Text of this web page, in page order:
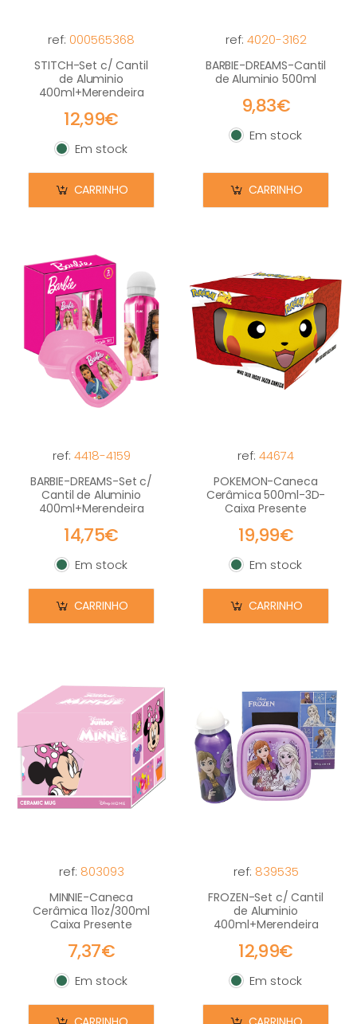
ref: 000565368
STITCH-Set c/ Cantil
de Aluminio
400ml+Merendeira
12,99€
Em stock
Em stock
CARRINHO
ref: 4020-3162
BARBIE-DREAMS-Cantil
de Aluminio 500ml
9,83€
Em stock
Em stock
CARRINHO
ref: 4418-4159
BARBIE-DREAMS-Set c/
Cantil de Aluminio
400ml+Merendeira
14,75€
Em stock
Em stock
CARRINHO
ref: 44674
POKEMON-Caneca
Cerâmica 500ml-3D-
Caixa Presente
19,99€
Em stock
Em stock
CARRINHO
ref: 803093
MINNIE-Caneca
Cerâmica 11oz/300ml
Caixa Presente
7,37€
Em stock
Em stock
ref: 839535
FROZEN-Set c/ Cantil
de Aluminio
400ml+Merendeira
12,99€
Em stock
Em stock